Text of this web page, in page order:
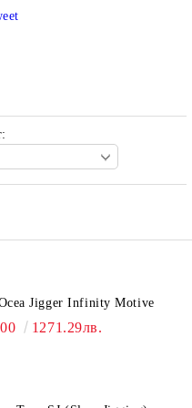
Jigger Infinity Motive
1271.29лв.